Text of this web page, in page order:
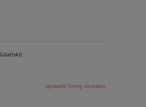
sprawdź formy dostawy